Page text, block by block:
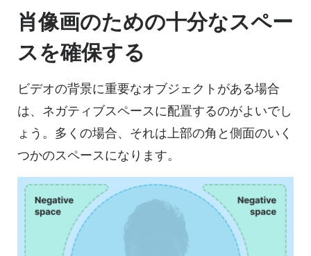
肖像画のための十分なスペー
スを確保する
ビデオの背景に重要なオブジェクトがある場合
は、ネガティブスペースに配置するのがよいでし
ょう。多くの場合、それは上部の角と側面のいく
つかのスペースになります。